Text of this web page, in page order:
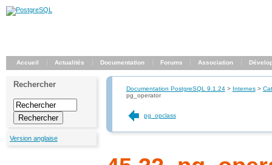
Accueil Actualités Documentation Forums Association
Rechercher
Version anglaise
Documentation PostgreSQL 9.1.24> Internes>
pg_operator
pg_opclass